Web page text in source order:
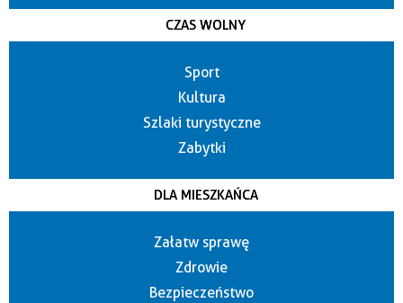
CZAS WOLNY
Sport
Kultura
Szlaki turystyczne
Zabytki
DLA MIESZKAŃCA
Załatw sprawę
Zdrowie
Bezpieczeństwo